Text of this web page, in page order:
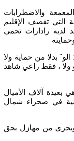
والاضطرابات
التي تقصف الإقليم
لديه رادارات تحمي
بدلا من حماية ولا
ولا ، فقط راعي شاهد
بعيدة آلاف الأميال
في صحراء شمال
من مهازل بحق